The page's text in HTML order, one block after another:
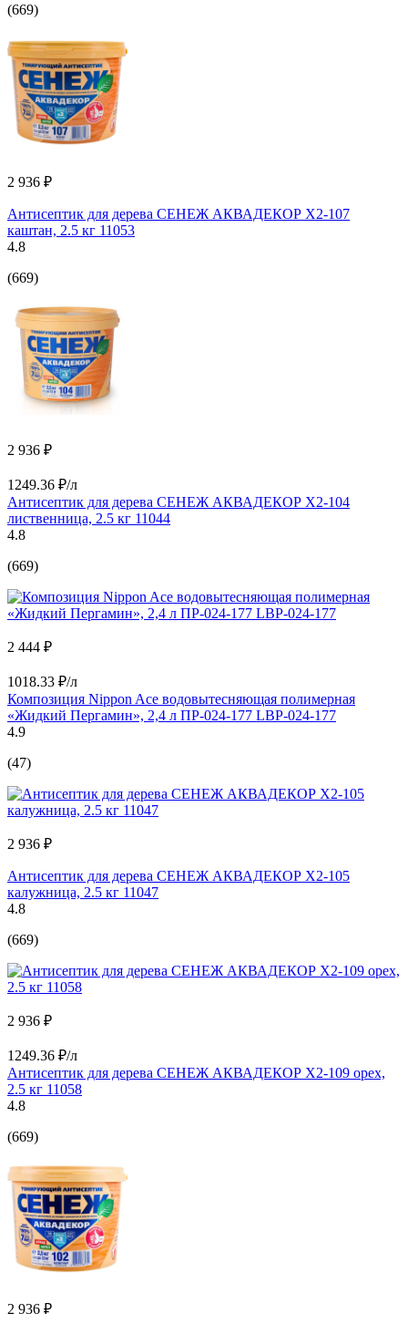
(669)
2 936 ₽
Антисептик для дерева СЕНЕЖ АКВАДЕКОР Х2-107
каштан, 2.5 кг 11053
4.8
(669)
2 936 ₽
1249.36 ₽/л
Антисептик для дерева СЕНЕЖ АКВАДЕКОР Х2-104
лиственница, 2.5 кг 11044
4.8
(669)
2 444 ₽
1018.33 ₽/л
Композиция Nippon Ace водовытесняющая полимерная
«Жидкий Пергамин», 2,4 л ПР-024-177 LBP-024-177
4.9
(47)
2 936 ₽
Антисептик для дерева СЕНЕЖ АКВАДЕКОР Х2-105
калужница, 2.5 кг 11047
4.8
(669)
2 936 ₽
1249.36 ₽/л
Антисептик для дерева СЕНЕЖ АКВАДЕКОР Х2-109 орех,
2.5 кг 11058
4.8
(669)
2 936 ₽